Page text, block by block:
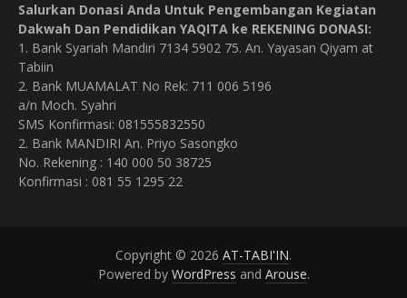
Salurkan Donasi Anda Untuk Pengembangan Kegiatan
Dakwah Dan Pendidikan YAQITA ke REKENING DONASI:
1. Bank Syariah Mandiri 7134 5902 75. An. Yayasan Qiyam at
Tabiin
2. Bank MUAMALAT No Rek: 711 006 5196
a/n Moch. Syahri
SMS Konfirmasi: 081555832550
2. Bank MANDIRI An. Priyo Sasongko
No. Rekening : 140 000 50 38725
Konfirmasi : 081 55 1295 22
Copyright © 2026 AT-TABI'IN.
Powered by WordPress and Arouse.